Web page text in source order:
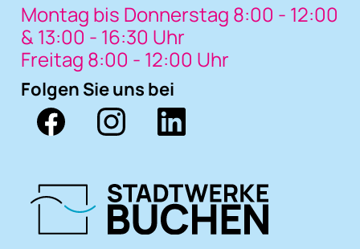
Montag bis Donnerstag 8:00 - 12:00
& 13:00 - 16:30 Uhr
Freitag 8:00 - 12:00 Uhr
Folgen Sie uns bei